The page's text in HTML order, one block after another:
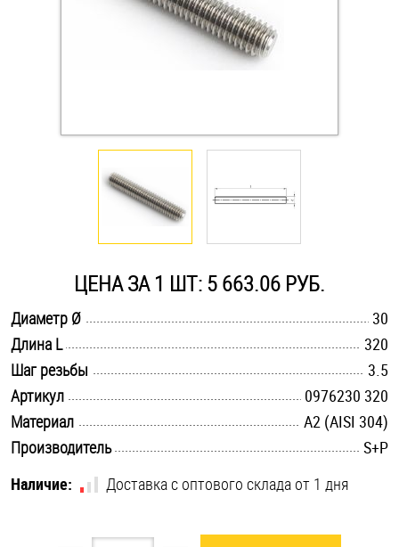
Крюки, кольца с метрической резьбой
Крюки, кольца с шурупной резьбой
Оснастка и аксессуары для яхт
Саморезы и шурупы
Стопорные кольца
Такелаж
Хомуты
Шайбы
Шпильки
ЦЕНА ЗА 1 ШТ: 5 663.06 РУБ.
Диаметр Ø
30
Длина L
320
Шаг резьбы
3.5
Артикул
0976230 320
Материал
А2 (AISI 304)
Производитель
S+P
Наличие:
Доставка с оптового склада от 1 дня